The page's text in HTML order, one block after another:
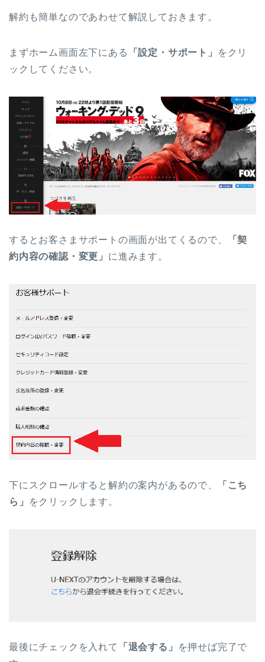
解約も簡単なのであわせて解説しておきます。
まずホーム画面左下にある 「設定・サポート」
をクリ
ックしてください。
するとお客さまサポートの画面が出てくるので、
「契
約内容の確認・変更」 に進みます。
下にスクロールすると解約の案内があるので、
「こち
ら」
をクリックします。
最後にチェックを入れて 「退会する」
を押せば完了で